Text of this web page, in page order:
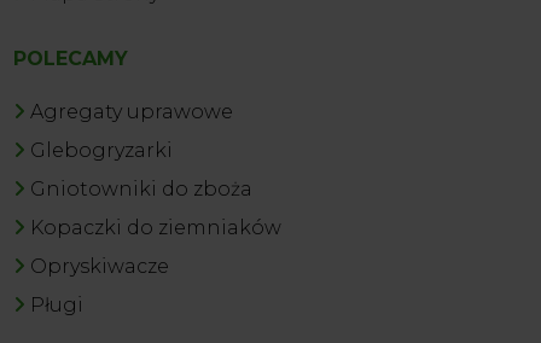
POLECAMY
Agregaty uprawowe
Glebogryzarki
Gniotowniki do zboża
Kopaczki do ziemniaków
Opryskiwacze
Pługi